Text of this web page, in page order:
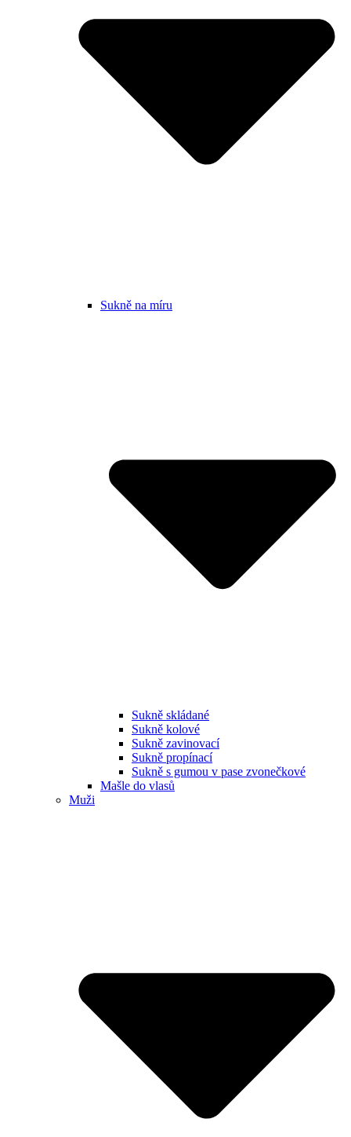
Sukně na míru
Sukně skládané
Sukně kolové
Sukně zavinovací
Sukně propínací
Sukně s gumou v pase zvonečkové
Mašle do vlasů
Muži